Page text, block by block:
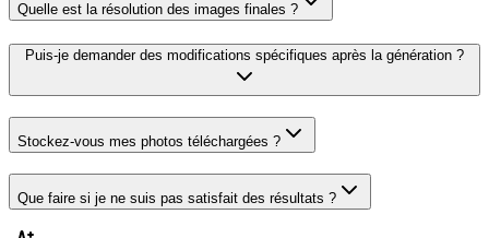
Quelle est la résolution des images finales ?
Puis-je demander des modifications spécifiques après la génération ?
Stockez-vous mes photos téléchargées ?
Que faire si je ne suis pas satisfait des résultats ?